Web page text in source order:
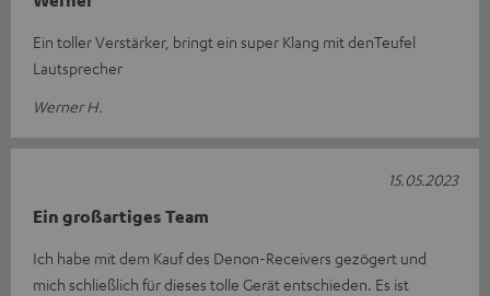
Ein toller Verstärker, bringt ein super Klang mit denTeufel
Lautsprecher
Werner H.
Ein großartiges Team
Ich habe mit dem Kauf des Denon-Receivers gezögert und
mich schließlich für dieses tolle Gerät entschieden. Es ist
15.05.2023